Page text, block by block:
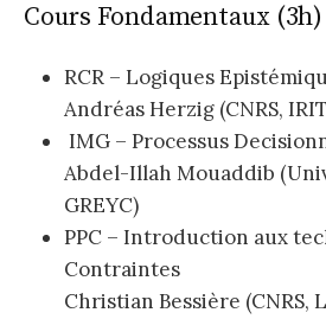
Cours Fondamentaux (3h)
RCR – Logiques
Andréas Herzig (CNRS,
IMG – Processus
Abdel-Illah Mouaddib
GREYC)
PPC – Introduction aux
Contraintes
Christian Bessière (CNRS,